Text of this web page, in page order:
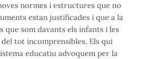
normes i estructures que no
estan justificades i que a la
que som davants els infants i les
tot incomprensibles. Els qui
educatiu advoquem per la